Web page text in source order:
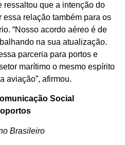
ressaltou que a intenção do
relação também para os
“Nosso acordo aéreo é de
na sua atualização.
parceria para portos e
marítimo o mesmo espírito
aviação”, afirmou.
Social
Brasileiro